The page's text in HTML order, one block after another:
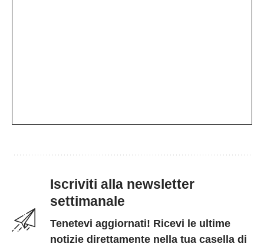
Iscriviti alla newsletter
settimanale
Tenetevi aggiornati! Ricevi le ultime
notizie direttamente nella tua casella di